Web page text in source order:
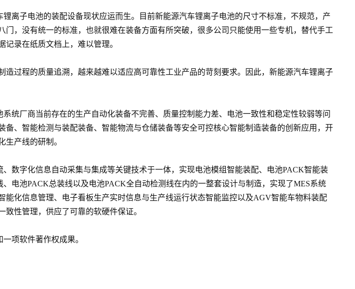
离子电池的装配设备现状应运而生。目前新能源汽车锂离子电池的尺寸不标准，不规范，产
，没有统一的标准，也就很难在装备方面有所突破，很多公司只能使用一些专机，替代手工
录在纸质文档上，难以管理。
过程的质量追溯，越来越难以适应高可靠性工业产品的苛刻要求。因此，新能源汽车锂离子
统厂商当前存在的生产自动化装备不完善、质量控制能力差、电池一致性和稳定性较弱等问
、智能检测与装配装备、智能物流与仓储装备等安全可控核心智能制造装备的创新应用，开
产线的研制。
数字化信息自动采集与集成等关键技术于一体，实现电池模组智能装配、电池PACK智能装
电池PACK总装线以及电池PACK全自动检测线在内的一整套设计与制造，实现了MES系统
化信息管理、电子看板生产实时信息与生产线运行状态智能监控以及AGV智能车物料装配
性管理，供应了可靠的软硬件保证。
项软件著作权成果。